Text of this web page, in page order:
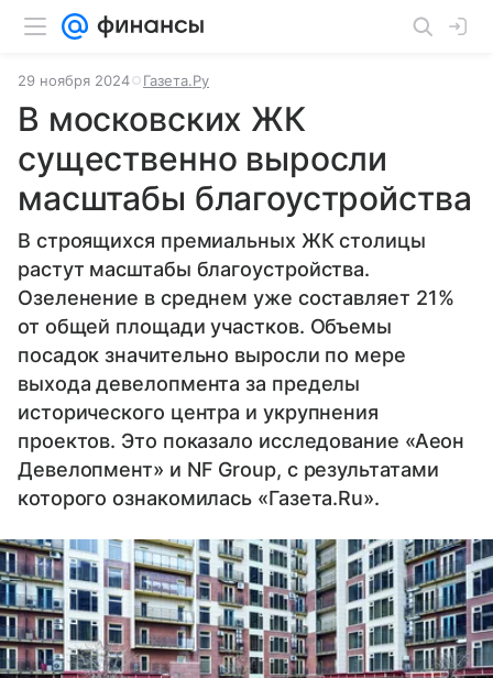
29 ноября 2024 Газета.Ру
В московских ЖК
существенно выросли
масштабы благоустройства
В строящихся премиальных ЖК столицы
растут масштабы благоустройства.
Озеленение в среднем уже составляет 21%
от общей площади участков. Объемы
посадок значительно выросли по мере
выхода девелопмента за пределы
исторического центра и укрупнения
проектов. Это показало исследование «Аеон
Девелопмент» и NF Group, с результатами
которого ознакомилась «Газета.Ru».